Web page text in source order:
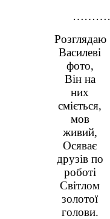
Розглядаю
Василеві
фото,
Він на
них
сміється,
мов
живий,
Осяває
друзів по
роботі
Світлом
золотої
голови.